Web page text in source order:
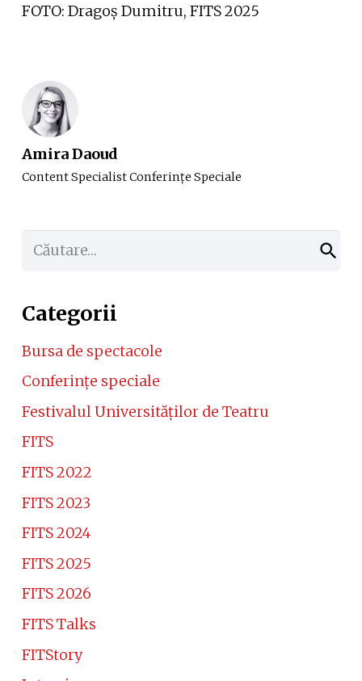
FOTO: Dragoș Dumitru, FITS 2025
Amira Daoud
Content Specialist Conferinţe Speciale
Caută
Categorii
Bursa de spectacole
Conferinţe speciale
Festivalul Universităţilor de Teatru
FITS
FITS 2022
FITS 2023
FITS 2024
FITS 2025
FITS 2026
FITS Talks
FITStory